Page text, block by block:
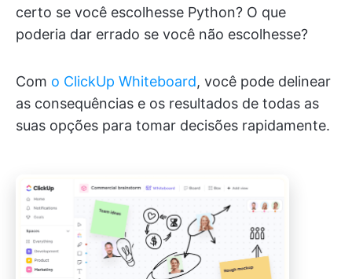
certo se você escolhesse Python? O que
poderia dar errado se você não escolhesse?
Com o ClickUp Whiteboard, você pode delinear
as consequências e os resultados de todas as
suas opções para tomar decisões rapidamente.